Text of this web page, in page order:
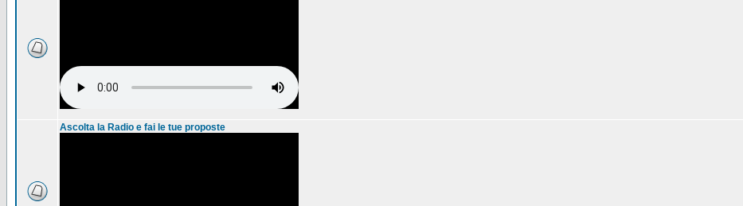
Ascolta la Radio e fai le tue proposte